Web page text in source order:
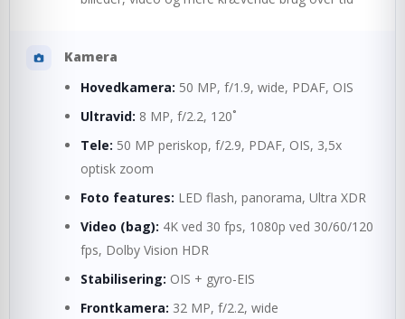
Kamera
Hovedkamera: 50 MP, f/1.9, wide, PDAF, OIS
Ultravid: 8 MP, f/2.2, 120˚
Tele: 50 MP periskop, f/2.9, PDAF, OIS, 3,5x
optisk zoom
Foto features: LED flash, panorama, Ultra XDR
Video (bag): 4K ved 30 fps, 1080p ved 30/60/120
fps, Dolby Vision HDR
Stabilisering: OIS + gyro-EIS
Frontkamera: 32 MP, f/2.2, wide